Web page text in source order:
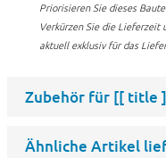
Priorisieren Sie dieses
Verkürzen Sie die Lieferzeit
aktuell exklusiv für das
Zubehör für [[ title
Ähnliche Artikel